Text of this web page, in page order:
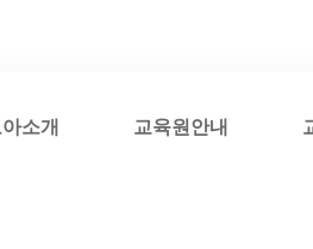
소개 교육원안내